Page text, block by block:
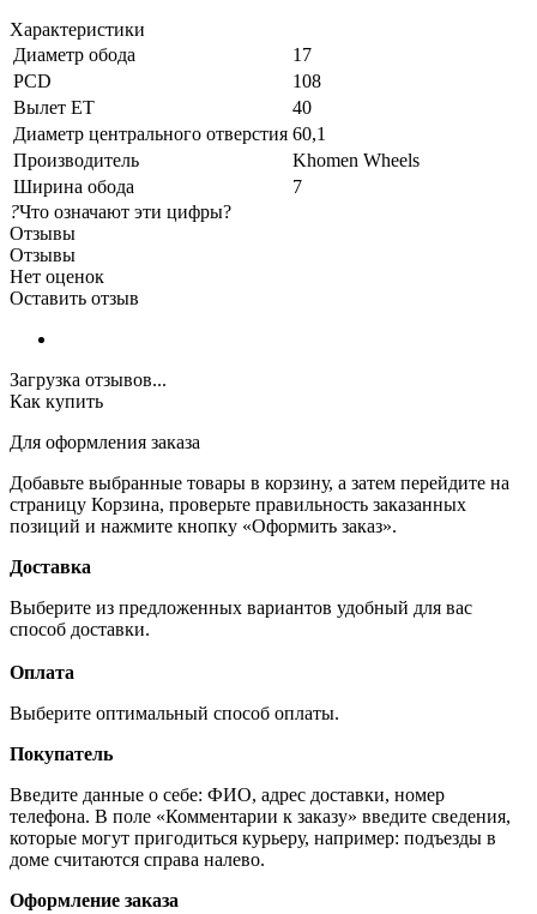
Характеристики
Диаметр обода
17
PCD
108
Вылет ET
40
Диаметр центрального отверстия 60,1
Производитель
Khomen Wheels
Ширина обода
7
?Что означают эти цифры?
Отзывы
Отзывы
Нет оценок
Оставить отзыв
Загрузка отзывов...
Как купить
Для оформления заказа
Добавьте выбранные товары в корзину, а затем перейдите на
страницу Корзина, проверьте правильность заказанных
позиций и нажмите кнопку «Оформить заказ».
Доставка
Выберите из предложенных вариантов удобный для вас
способ доставки.
Оплата
Выберите оптимальный способ оплаты.
Покупатель
Введите данные о себе: ФИО, адрес доставки, номер
телефона. В поле «Комментарии к заказу» введите сведения,
которые могут пригодиться курьеру, например: подъезды в
доме считаются справа налево.
Оформление заказа